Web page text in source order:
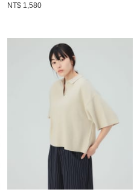
NT$ 1,580